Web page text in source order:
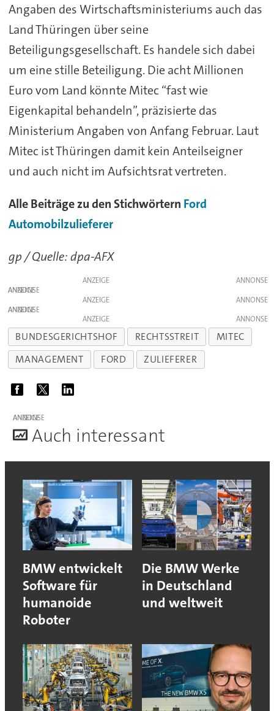
Angaben des Wirtschaftsministeriums auch das
Land Thüringen über seine
Beteiligungsgesellschaft. Es handele sich dabei
um eine stille Beteiligung. Die acht Millionen
Euro vom Land könnte Mitec “fast wie
Eigenkapital behandeln”, präzisierte das
Ministerium Angaben von Anfang Februar. Laut
Mitec ist Thüringen damit kein Anteilseigner
und auch nicht im Aufsichtsrat vertreten.
Alle Beiträge zu den Stichwörtern Ford
Automobilzulieferer
gp / Quelle: dpa-AFX
ANZEIGE
ANZEIGE
ANZEIGE
ANZEIGE
ANZEIGE
BUNDESGERICHTSHOF RECHTSSTREIT
MITEC
MANAGEMENT
FORD ZULIEFERER
ANZEIGE
Auch interessant
BMW entwickelt
Software für
humanoide
Roboter
Die BMW Werke
in Deutschland
und weltweit